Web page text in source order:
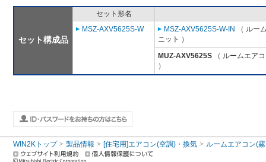
セット構成品
セット形名
MSZ-AXV5625S-W
MSZ-AXV5625S-W-IN
（ ルー
ニット ）
MUZ-AXV5625S （ ルームエア
）
WIN2Kトップ 製品情報 [住宅用]エアコン(空調)・換気 ルームエアコン(